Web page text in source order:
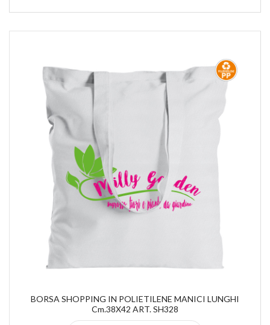
BORSA SHOPPING IN POLIETILENE MANICI LUNGHI
Cm.38X42 ART. SH328